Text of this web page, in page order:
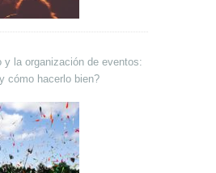
y la organización de eventos:
cómo hacerlo bien?